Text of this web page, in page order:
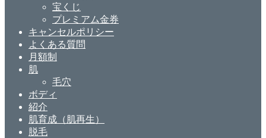
宝くじ
プレミアム金券
キャンセルポリシー
よくある質問
月額制
肌
毛穴
ボディ
紹介
肌育成（肌再生）
脱毛